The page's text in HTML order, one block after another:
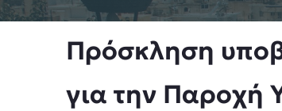
Πρόσκληση
για την Παροχή